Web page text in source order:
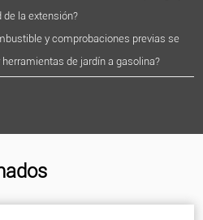
de la extensión?
y comprobaciones previas se
de jardín a gasolina?